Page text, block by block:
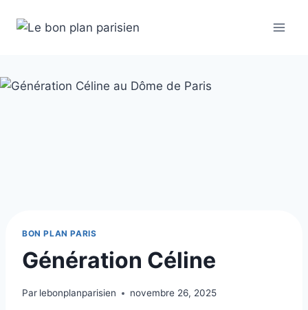
BON PLAN PARIS
Génération Céline
Par lebonplanparisien novembre 26, 2025